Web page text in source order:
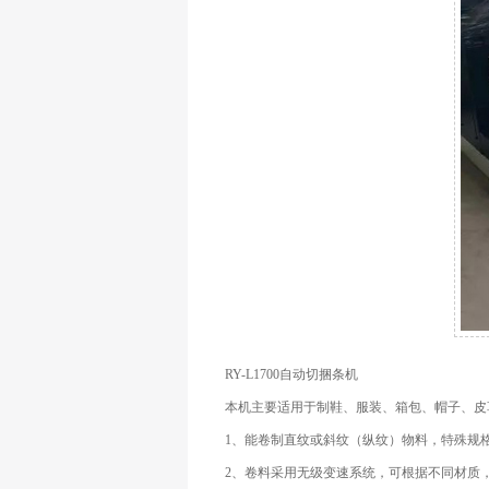
RY-L1700自动切捆条机
本机主要适用于制鞋、服装、箱包、帽子、
1、能卷制直纹或斜纹（纵纹）物料，特殊规
2、卷料采用无级变速系统，可根据不同材质